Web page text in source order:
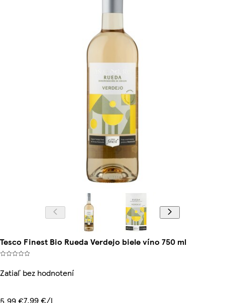
Tesco Finest Bio Rueda Verdejo biele víno 750 ml
Zatiaľ bez hodnotení
7,99 €/l